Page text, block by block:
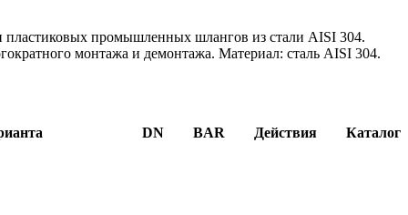
промышленных шлангов из стали AISI 304.
монтажа и демонтажа. Материал: сталь AISI 304.
DN BAR Действия Каталог